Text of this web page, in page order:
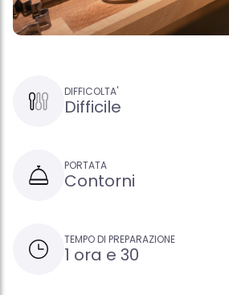
DIFFICOLTA'
Difficile
PORTATA
Contorni
TEMPO DI PREPARAZIONE
1 ora e 30